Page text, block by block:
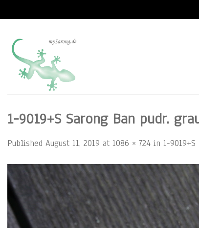
content
1-9019+S Sarong Ban pudr.
Published August 11, 2019 at 1086 × 724 in 1-